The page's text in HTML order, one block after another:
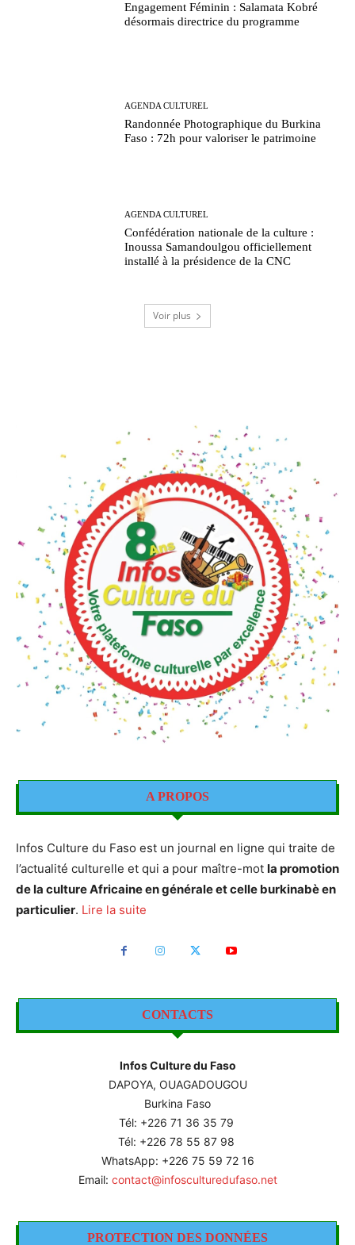
Engagement Féminin : Salamata Kobré
désormais directrice du programme
AGENDA CULTUREL
Randonnée Photographique du Burkina
Faso : 72h pour valoriser le patrimoine
AGENDA CULTUREL
Confédération nationale de la culture :
Inoussa Samandoulgou officiellement
installé à la présidence de la CNC
Voir plus
A PROPOS
Infos Culture du Faso est un journal en ligne qui traite de
l’actualité culturelle et qui a pour maître-mot la promotion
de la culture Africaine en générale et celle burkinabè en
particulier. Lire la suite
CONTACTS
Infos Culture du Faso
DAPOYA, OUAGADOUGOU
Burkina Faso
Tél: +226 71 36 35 79
Tél: +226 78 55 87 98
WhatsApp: +226 75 59 72 16
Email: contact@infosculturedufaso.net
PROTECTION DES DONNÉES